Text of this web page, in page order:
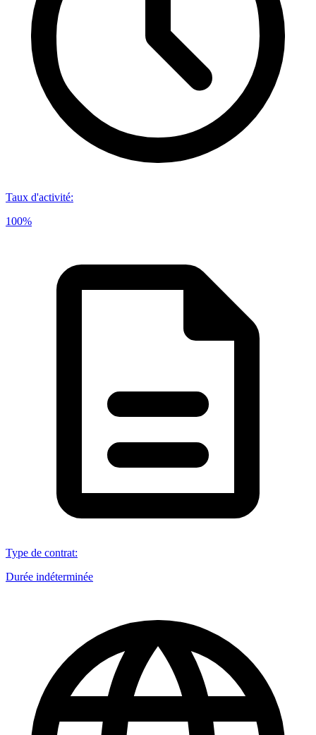
Taux d'activité:
100%
Type de contrat:
Durée indéterminée